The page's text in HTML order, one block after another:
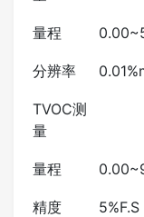
量程
分辨率
TVOC测
量
量程
精度 5%F.S